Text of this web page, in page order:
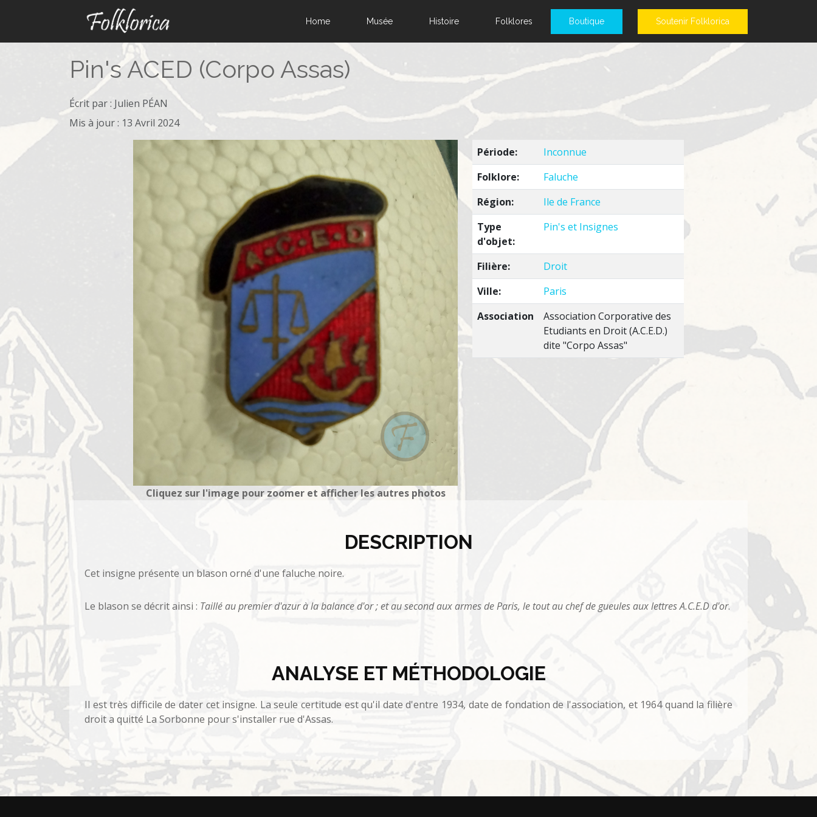
Home Musée Histoire Folklores Boutique Soutenir Folklorica
Pin's ACED (Corpo Assas)
Écrit par : Julien PÉAN
Mis à jour : 13 Avril 2024
Cliquez sur l'image pour zoomer et afficher les autres photos
Période:
Inconnue
Folklore:
Faluche
Région:
Ile de France
Type
d'objet:
Pin's et Insignes
Filière:
Droit
Ville:
Paris
Association
Association Corporative des
Etudiants en Droit (A.C.E.D.)
dite "Corpo Assas"
DESCRIPTION
Cet insigne présente un blason orné d'une faluche noire.
Le blason se décrit ainsi : Taillé au premier d'azur à la balance d'or ; et au second aux armes de Paris, le tout au chef de gueules aux lettres A.C.E.D d'or.
ANALYSE ET MÉTHODOLOGIE
Il est très difficile de dater cet insigne. La seule certitude est qu'il date d'entre 1934, date de fondation de l'association, et 1964 quand la filière
droit a quitté La Sorbonne pour s'installer rue d'Assas.